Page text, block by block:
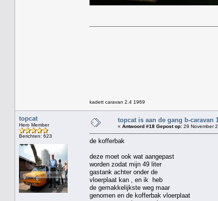
kadett caravan 2.4 1969
topcat
Hero Member
Berichten: 623
topcat is aan de gang b-caravan
« Antwoord #18 Gepost op: 29 November
de kofferbak
deze moet ook wat aangepast
worden zodat mijn 49 liter
gastank achter onder de
vloerplaat kan , en ik heb
de gemakkelijkste weg maar
genomen en de kofferbak vloerplaat